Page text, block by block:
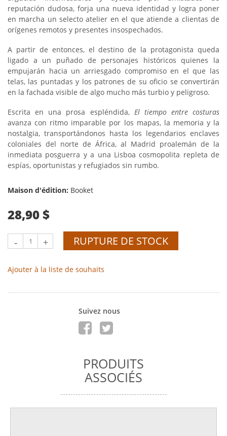
reputación dudosa, forja una nueva identidad y logra poner
en marcha un selecto atelier en el que atiende a clientas de
orígenes remotos y presentes insospechados.
A partir de entonces, el destino de la protagonista queda
ligado a un puñado de personajes históricos quienes la
empujarán hacia un arriesgado compromiso en el que las
telas, las puntadas y los patrones de su oficio se convertirán
en la fachada visible de algo mucho más turbio y peligroso.
Escrita en una prosa espléndida, El tiempo entre costuras
avanza con ritmo imparable por los mapas, la memoria y la
nostalgia, transportándonos hasta los legendarios enclaves
coloniales del norte de África, al Madrid proalemán de la
inmediata posguerra y a una Lisboa cosmopolita repleta de
espías, oportunistas y refugiados sin rumbo.
Maison d'édition: Booket
28,90 $
- + RUPTURE DE STOCK
Ajouter à la liste de souhaits
Suivez nous
PRODUITS
ASSOCIÉS